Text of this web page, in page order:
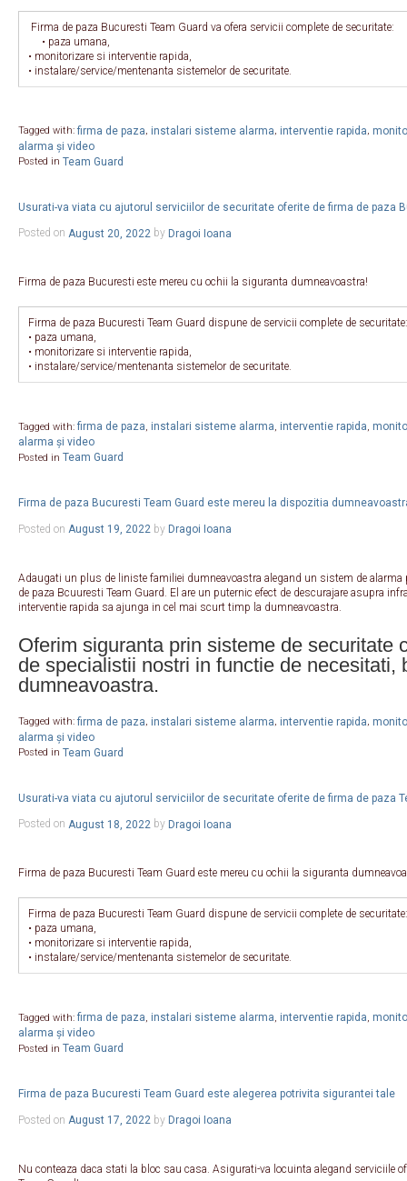
Firma de paza Bucuresti Team Guard va ofera servicii complete de securitate:
• paza umana,
• monitorizare si interventie rapida,
• instalare/service/mentenanta sistemelor de securitate.
Tagged with: firma de paza, instalari sisteme alarma, interventie rapida,
alarma și video
Posted in Team Guard
Usurati-va viata cu ajutorul serviciilor de securitate oferite de firma de paza
Posted on August 20, 2022 by Dragoi Ioana
Firma de paza Bucuresti este mereu cu ochii la siguranta dumneavoastra!
Firma de paza Bucuresti Team Guard dispune de servicii complete de securitate:
• paza umana,
• monitorizare si interventie rapida,
• instalare/service/mentenanta sistemelor de securitate.
Tagged with: firma de paza instalari sisteme alarma interventie rapida
alarma și video
Posted in Team Guard
Firma de paza Bucuresti Team Guard este mereu la dispozitia
Posted on August 19, 2022 by Dragoi Ioana
Adaugati un plus de liniste familiei dumneavoastra alegand un sistem de
de paza Bcuuresti Team Guard. El are un puternic efect de descurajare asupra
interventie rapida sa ajunga in cel mai scurt timp la dumneavoastra.
Oferim siguranta prin sisteme de securitate
de specialistii nostri in functie de necesitati,
dumneavoastra.
Tagged with: firma de paza, instalari sisteme alarma, interventie rapida,
alarma și video
Posted in Team Guard
Usurati-va viata cu ajutorul serviciilor de securitate oferite de firma de paza
Posted on August 18, 2022 by Dragoi Ioana
Firma de paza Bucuresti Team Guard este mereu cu ochii la siguranta
Firma de paza Bucuresti Team Guard dispune de servicii complete de securitate:
• paza umana,
• monitorizare si interventie rapida,
• instalare/service/mentenanta sistemelor de securitate.
Tagged with: firma de paza instalari sisteme alarma interventie rapida
alarma și video
Posted in Team Guard
Firma de paza Bucuresti Team Guard este alegerea potrivita sigurantei tale
Posted on August 17, 2022 by Dragoi Ioana
Nu conteaza daca stati la bloc sau casa. Asigurati-va locuinta alegand serviciile